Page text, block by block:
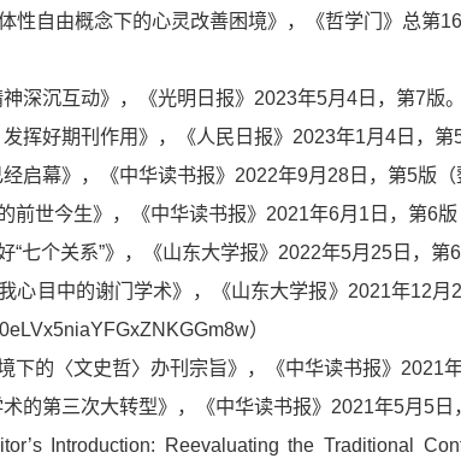
体性自由概念下的心灵改善困境》，《哲学门》总第
深沉互动》，《光明日报》2023年5月4日，第7版。
挥好期刊作用》，《人民日报》2023年1月4日，第5
启幕》，《中华读书报》2022年9月28日，第5版（
前世今生》，《中华读书报》2021年6月1日，第6
“七个关系”》，《山东大学报》2022年5月25日，第6
心目中的谢门学术》，《山东大学报》2021年12
）
下的〈文史哲〉办刊宗旨》，《中华读书报》2021
的第三次大转型》，《中华读书报》2021年5月5日
Introduction: Reevaluating the Traditional